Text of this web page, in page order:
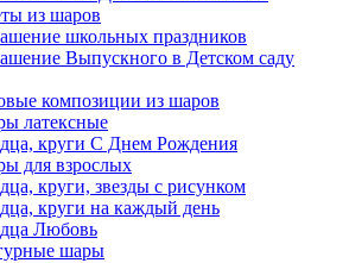
из шаров
школьных праздников
Выпускного в Детском саду
композиции из шаров
латексные
круги С Днем Рождения
для взрослых
круги, звезды с рисунком
круги на каждый день
Любовь
шары